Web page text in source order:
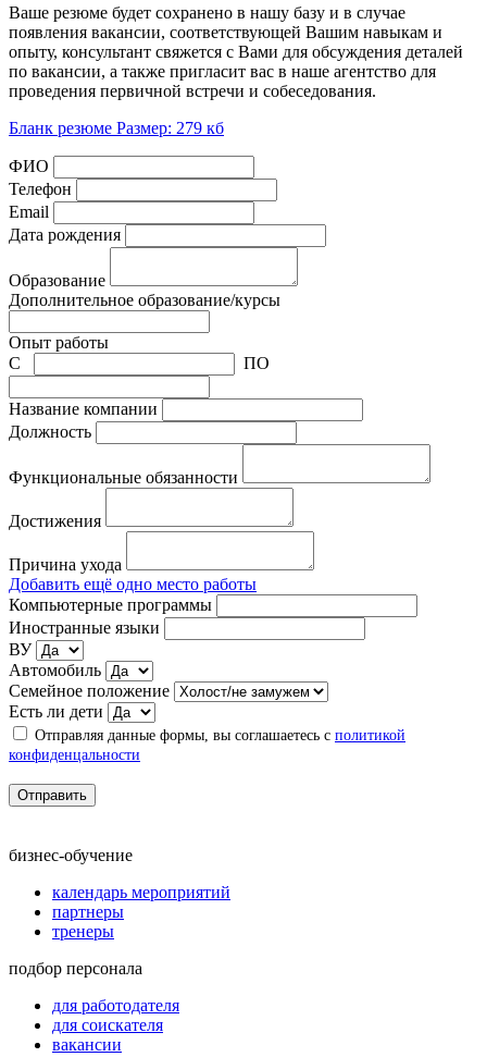
Ваше резюме будет сохранено в нашу базу и в случае
появления вакансии, соответствующей Вашим навыкам и
опыту, консультант свяжется с Вами для обсуждения деталей
по вакансии, а также пригласит вас в наше агентство для
проведения первичной встречи и собеседования.
Бланк резюме Размер: 279 кб
ФИО
Телефон
Email
Дата рождения
Образование
Дополнительное образование/курсы
Опыт работы
C
ПО
Название компании
Должность
Функциональные обязанности
Достижения
Причина ухода
Добавить ещё одно место работы
Компьютерные программы
Иностранные языки
ВУ
Автомобиль
Семейное положение
Есть ли дети
Отправляя данные формы, вы соглашаетесь с политикой
конфиденцальности
Отправить
бизнес-обучение
календарь мероприятий
партнеры
тренеры
подбор персонала
для работодателя
для соискателя
вакансии